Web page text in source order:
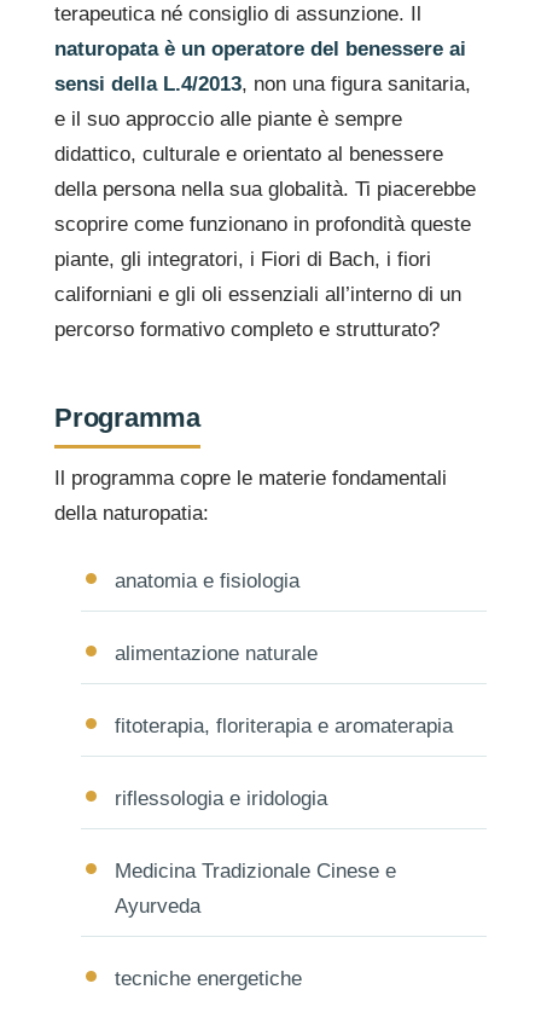
terapeutica né consiglio di assunzione. Il
naturopata è un operatore del benessere ai
sensi della L.4/2013, non una figura sanitaria,
e il suo approccio alle piante è sempre
didattico, culturale e orientato al benessere
della persona nella sua globalità. Ti piacerebbe
scoprire come funzionano in profondità queste
piante, gli integratori, i Fiori di Bach, i fiori
californiani e gli oli essenziali all’interno di un
percorso formativo completo e strutturato?
Programma
Il programma copre le materie fondamentali
della naturopatia:
anatomia e fisiologia
alimentazione naturale
fitoterapia, floriterapia e aromaterapia
riflessologia e iridologia
Medicina Tradizionale Cinese e
Ayurveda
tecniche energetiche